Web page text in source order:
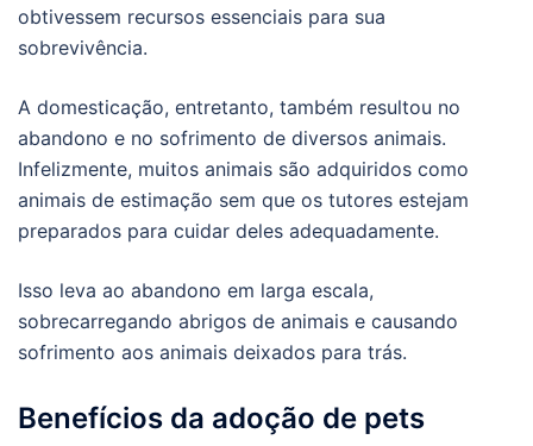
obtivessem recursos essenciais para sua
sobrevivência.
A domesticação, entretanto, também resultou no
abandono e no sofrimento de diversos animais.
Infelizmente, muitos animais são adquiridos como
animais de estimação sem que os tutores estejam
preparados para cuidar deles adequadamente.
Isso leva ao abandono em larga escala,
sobrecarregando abrigos de animais e causando
sofrimento aos animais deixados para trás.
Benefícios da adoção de pets